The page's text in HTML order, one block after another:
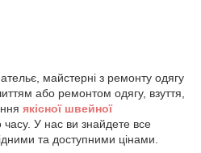
майстерні з ремонту одягу
або ремонтом одягу, взуття,
якісної швейної
часу. У нас ви знайдете все
та доступними цінами.